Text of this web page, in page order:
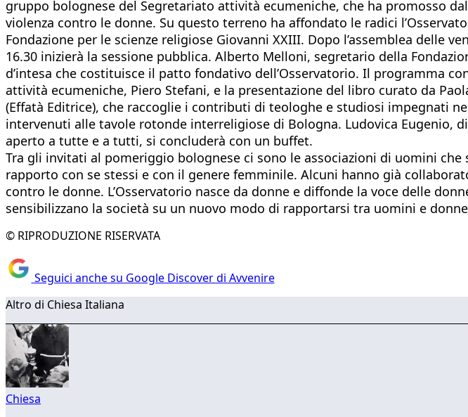
gruppo bolognese del Segretariato attività ecumeniche, che ha promosso
violenza contro le donne. Su questo terreno ha affondato le radici
Fondazione per le scienze religiose Giovanni XXIII. Dopo l’assemblea
16.30 inizierà la sessione pubblica. Alberto Melloni, segretario della
d’intesa che costituisce il patto fondativo dell’Osservatorio. Il programma
attività ecumeniche, Piero Stefani, e la presentazione del libro curato da
(Effatà Editrice), che raccoglie i contributi di teologhe e studiosi impegnati
intervenuti alle tavole rotonde interreligiose di Bologna. Ludovica Eugenio,
aperto a tutte e a tutti, si concluderà con un buffet.
Tra gli invitati al pomeriggio bolognese ci sono le associazioni di uomini
rapporto con se stessi e con il genere femminile. Alcuni hanno già
contro le donne. L’Osservatorio nasce da donne e diffonde la voce delle
sensibilizzano la società su un nuovo modo di rapportarsi tra uomini e
© RIPRODUZIONE RISERVATA
Seguici anche su Google Discover di Avvenire
Altro di Chiesa Italiana
Chiesa